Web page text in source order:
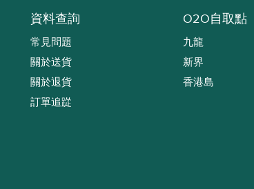
資料查詢
常見問題
關於送貨
關於退貨
訂單追踨
O2O自取點
九龍
新界
香港島